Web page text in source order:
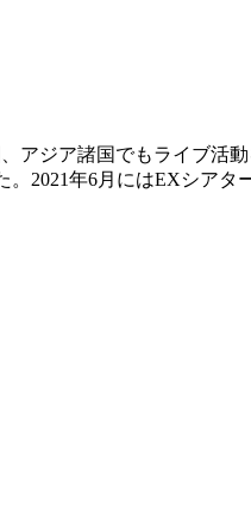
アジア諸国でもライブ活
2021年6月にはEXシアタ